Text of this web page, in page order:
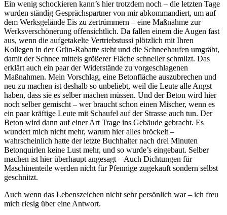
Ein wenig schockieren kann’s hier trotzdem noch – die letzten Tage
wurden ständig Gesprächspartner von mir abkommandiert, um auf
dem Werksgelände Eis zu zertrümmern – eine Maßnahme zur
Werksverschönerung offensichtlich. Da fallen einem die Augen fast
aus, wenn die aufgetakelte Vertriebstussi plötzlich mit Ihren
Kollegen in der Grün-Rabatte steht und die Schneehaufen umgräbt,
damit der Schnee mittels größerer Fläche schneller schmilzt. Das
erklärt auch ein paar der Widerstände zu vorgeschlagenen
Maßnahmen. Mein Vorschlag, eine Betonfläche auszubrechen und
neu zu machen ist deshalb so unbeliebt, weil die Leute alle Angst
haben, dass sie es selber machen müssen. Und der Beton wird hier
noch selber gemischt – wer braucht schon einen Mischer, wenn es
ein paar kräftige Leute mit Schaufel auf der Strasse auch tun. Der
Beton wird dann auf einer Art Trage ins Gebäude gebracht. Es
wundert mich nicht mehr, warum hier alles bröckelt –
wahrscheinlich hatte der letzte Buchhalter nach drei Minuten
Betonquirlen keine Lust mehr, und so wurde’s eingebaut. Selber
machen ist hier überhaupt angesagt – Auch Dichtungen für
Maschinenteile werden nicht für Pfennige zugekauft sondern selbst
geschnitzt.
Auch wenn das Lebenszeichen nicht sehr persönlich war – ich freu
mich riesig über eine Antwort.